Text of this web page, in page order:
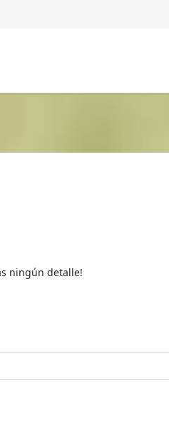
ningún detalle!